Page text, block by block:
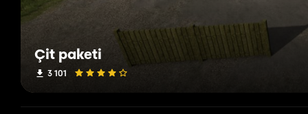
Çit paketi
3 101